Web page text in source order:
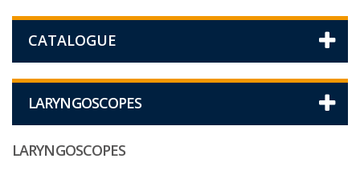
CATALOGUE
LARYNGOSCOPES
LARYNGOSCOPES